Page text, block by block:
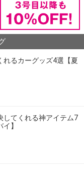
れるカーグッズ4選【夏
してくれる神アイテム7
】